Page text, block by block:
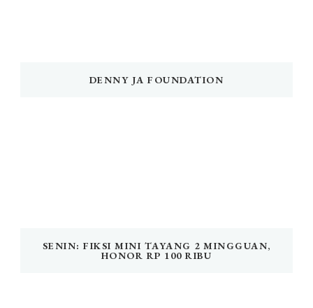
DENNY JA FOUNDATION
SENIN: FIKSI MINI TAYANG 2 MINGGUAN,
HONOR RP 100 RIBU